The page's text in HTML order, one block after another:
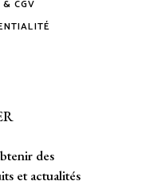
& CGV
des
et actualités